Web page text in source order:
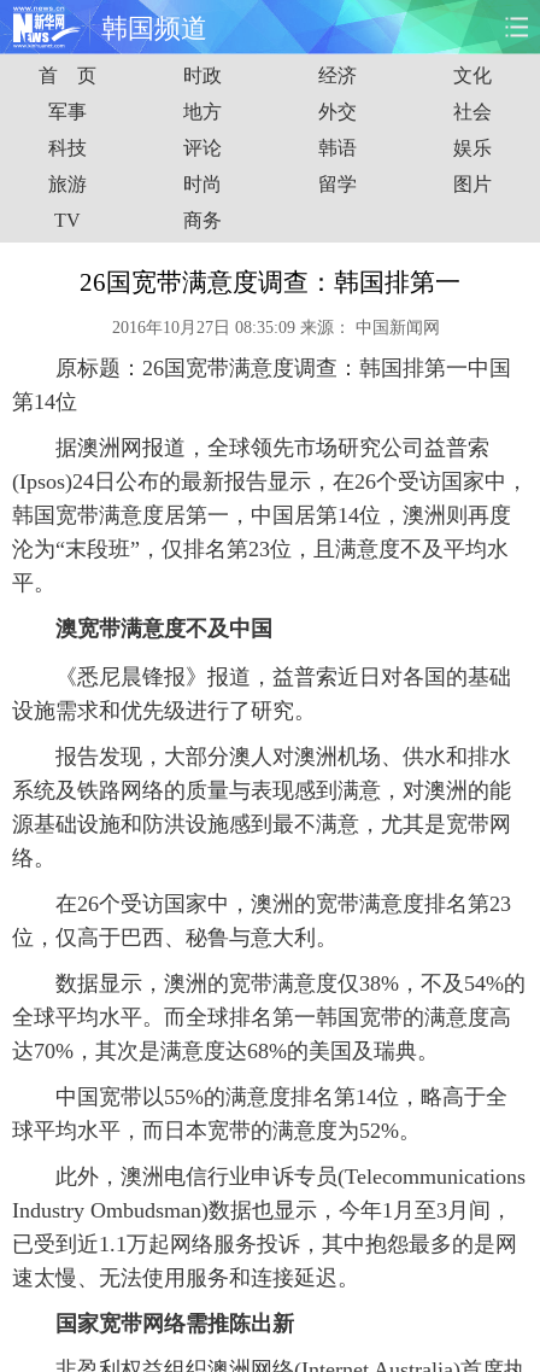
韩国频道
首页 时政 国际 财经
娱乐 体育 人事 教育
时尚 思客
港澳 台湾 华人
能源 房产
图片
旅游 健康 信息化 数据
金融 公益 军事 无人机
新华电视中文 新华电视英文
首 页 时政 经济
文化
军事
地方 外交
社会
科技
评论 韩语
娱乐
旅游
时尚 留学
图片
TV
商务
26国宽带满意度调查：韩国排第一
2016年10月27日 08:35:09 来源： 中国新闻网
原标题：26国宽带满意度调查：韩国排第一中国
第14位
据澳洲网报道，全球领先市场研究公司益普索
(Ipsos)24日公布的最新报告显示，在26个受访国家中，
韩国宽带满意度居第一，中国居第14位，澳洲则再度
沦为“末段班”，仅排名第23位，且满意度不及平均水
平。
澳宽带满意度不及中国
《悉尼晨锋报》报道，益普索近日对各国的基础
设施需求和优先级进行了研究。
报告发现，大部分澳人对澳洲机场、供水和排水
系统及铁路网络的质量与表现感到满意，对澳洲的能
源基础设施和防洪设施感到最不满意，尤其是宽带网
络。
在26个受访国家中，澳洲的宽带满意度排名第23
位，仅高于巴西、秘鲁与意大利。
数据显示，澳洲的宽带满意度仅38%，不及54%的
全球平均水平。而全球排名第一韩国宽带的满意度高
达70%，其次是满意度达68%的美国及瑞典。
中国宽带以55%的满意度排名第14位，略高于全
球平均水平，而日本宽带的满意度为52%。
此外，澳洲电信行业申诉专员(Telecommunications
Industry Ombudsman)数据也显示，今年1月至3月间，
已受到近1.1万起网络服务投诉，其中抱怨最多的是网
速太慢、无法使用服务和连接延迟。
国家宽带网络需推陈出新